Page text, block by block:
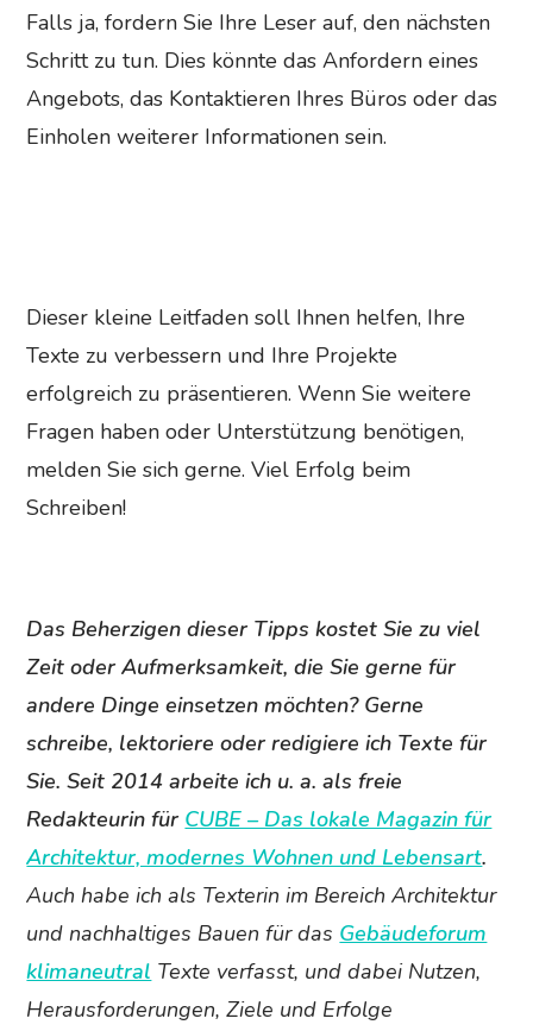
Falls ja, fordern Sie Ihre Leser auf, den nächsten
Schritt zu tun. Dies könnte das Anfordern eines
Angebots, das Kontaktieren Ihres Büros oder das
Einholen weiterer Informationen sein.
Dieser kleine Leitfaden soll Ihnen helfen, Ihre
Texte zu verbessern und Ihre Projekte
erfolgreich zu präsentieren. Wenn Sie weitere
Fragen haben oder Unterstützung benötigen,
melden Sie sich gerne. Viel Erfolg beim
Schreiben!
Das Beherzigen dieser Tipps kostet Sie zu viel
Zeit oder Aufmerksamkeit, die Sie gerne für
andere Dinge einsetzen möchten? Gerne
schreibe, lektoriere oder redigiere ich Texte für
Sie. Seit 2014 arbeite ich u. a. als freie
Redakteurin für CUBE – Das lokale Magazin für
Architektur, modernes Wohnen und Lebensart.
Auch habe ich als Texterin im Bereich Architektur
und nachhaltiges Bauen für das Gebäudeforum
klimaneutral Texte verfasst, und dabei Nutzen,
Herausforderungen, Ziele und Erfolge